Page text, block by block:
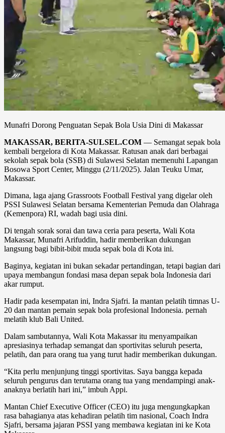
Munafri Dorong Penguatan Sepak Bola Usia Dini di Makassar
MAKASSAR, BERITA-SULSEL.COM — Semangat sepak bola
kembali bergelora di Kota Makassar. Ratusan anak dari berbagai
sekolah sepak bola (SSB) di Sulawesi Selatan memenuhi Lapangan
Bosowa Sport Center, Minggu (2/11/2025). Jalan Teuku Umar,
Makassar.
Dimana, laga ajang Grassroots Football Festival yang digelar oleh
PSSI Sulawesi Selatan bersama Kementerian Pemuda dan Olahraga
(Kemenpora) RI, wadah bagi usia dini.
Di tengah sorak sorai dan tawa ceria para peserta, Wali Kota
Makassar, Munafri Arifuddin, hadir memberikan dukungan
langsung bagi bibit-bibit muda sepak bola di Kota ini.
Baginya, kegiatan ini bukan sekadar pertandingan, tetapi bagian dari
upaya membangun fondasi masa depan sepak bola Indonesia dari
akar rumput.
Hadir pada kesempatan ini, Indra Sjafri. Ia mantan pelatih timnas U-
20 dan mantan pemain sepak bola profesional Indonesia. pernah
melatih klub Bali United.
Dalam sambutannya, Wali Kota Makassar itu menyampaikan
apresiasinya terhadap semangat dan sportivitas seluruh peserta,
pelatih, dan para orang tua yang turut hadir memberikan dukungan.
“Kita perlu menjunjung tinggi sportivitas. Saya bangga kepada
seluruh pengurus dan terutama orang tua yang mendampingi anak-
anaknya berlatih hari ini,” imbuh Appi.
Mantan Chief Executive Officer (CEO) itu juga mengungkapkan
rasa bahagianya atas kehadiran pelatih tim nasional, Coach Indra
Sjafri, bersama jajaran PSSI yang membawa kegiatan ini ke Kota